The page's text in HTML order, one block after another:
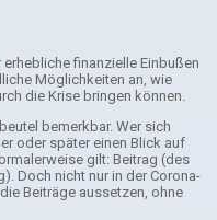
finanzielle Einbußen
Möglichkeiten an, wie
die Krise bringen können.
bemerkbar. Wer sich
oder später einen Blick auf
gilt: Beitrag (des
Doch nicht nur in der Corona-
Beiträge aussetzen, ohne